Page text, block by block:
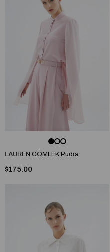
LAUREN GÖMLEK Pudra
$175.00